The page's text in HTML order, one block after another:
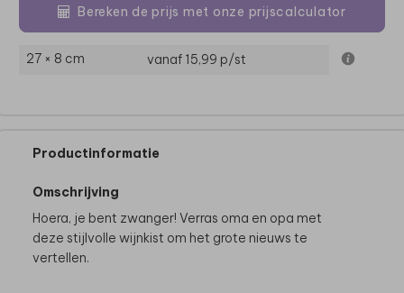
Bereken de prijs met onze prijscalculator
27 × 8 cm vanaf 15,99 p/st
Productinformatie
Omschrijving
Hoera, je bent zwanger! Verras oma en opa met
deze stijlvolle wijnkist om het grote nieuws te
vertellen.